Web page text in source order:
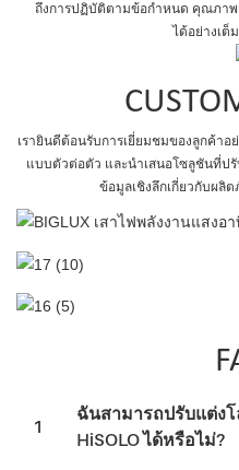
ถึงการปฏิบัติตามข้อกำหนด คุณภาพ
ได้อย่างเต็
เรายินดีต้อนรับการเยี่ยมชมของลูกค้าอ
แบบตัวต่อตัว และนำเสนอโซลูชันที่ป
ข้อมูลเชิงลึกเกี่ยวกับผลิ
1
ฉันสามารถปรับแต่ง
HiSOLO ได้หรือไม่?